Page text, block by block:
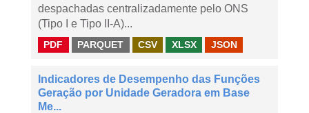
despachadas centralizadamente pelo ONS
(Tipo I e Tipo II-A)...
PDF PARQUET CSV XLSX JSON
Indicadores de Desempenho das Funções
Geração por Unidade Geradora em Base
Me...